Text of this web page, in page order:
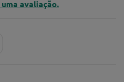
avaliação.